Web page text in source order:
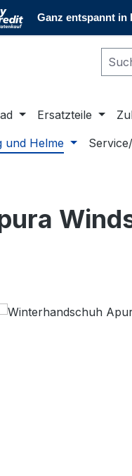
Ersatzteile
und Helme